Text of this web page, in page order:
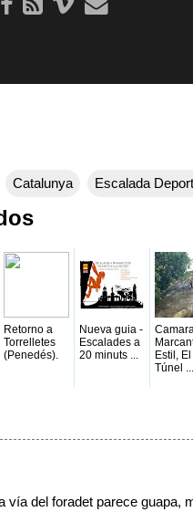
Catalunya Escalada
Retorno a
Torrelletes
(Penedés).
Nueva guia -
Escalades a
20 minuts ...
Estil, El
Túnel ...
vía del foradet parece guapa,